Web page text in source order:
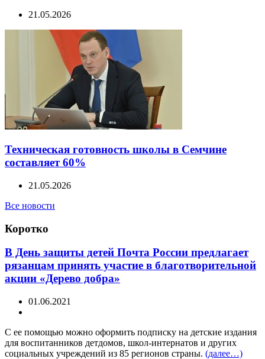
21.05.2026
Техническая готовность школы в Семчине
составляет 60%
21.05.2026
Все новости
Коротко
В День защиты детей Почта России предлагает
рязанцам принять участие в благотворительной
акции «Дерево добра»
01.06.2021
С ее помощью можно оформить подписку на детские издания
для воспитанников детдомов, школ-интернатов и других
социальных учреждений из 85 регионов страны. (далее…)